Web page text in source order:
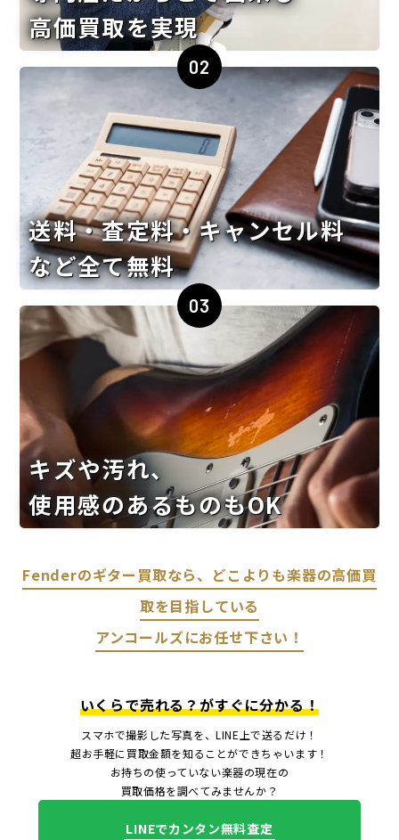
高価買取を実現
02
送料・査定料・キャンセル料
など全て無料
03
キズや汚れ、
使用感のあるものもOK
Fenderのギター買取なら、どこよりも楽器の高価買
取を目指している
アンコールズにお任せ下さい！
いくらで売れる？がすぐに分かる！
スマホで撮影した写真を、LINE上で送るだけ！
超お手軽に買取金額を知ることができちゃいます！
お持ちの使っていない楽器の現在の
買取価格を調べてみませんか？
LINEでカンタン無料査定